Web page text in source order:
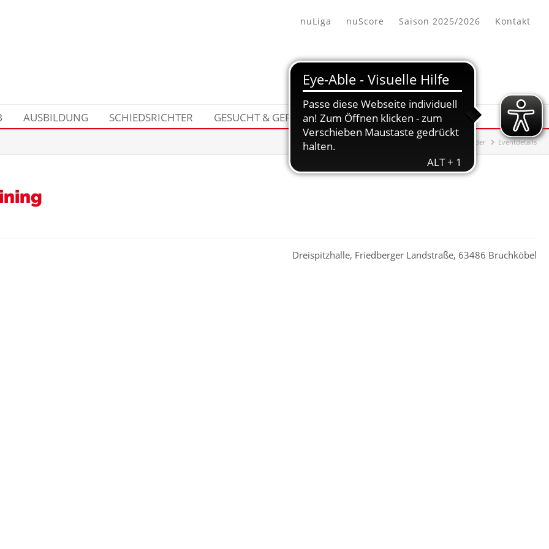
nuLiga nuScore Saison 2025/2026 Kontakt
AUSBILDUNG SCHIEDSRICHTER GESUCHT & GEFUNDEN KALENDER
Kalender Eventdetails
Dreispitzhalle, Friedberger Landstraße, 63486 Bruchköbel